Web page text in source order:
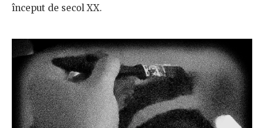
început de secol XX.